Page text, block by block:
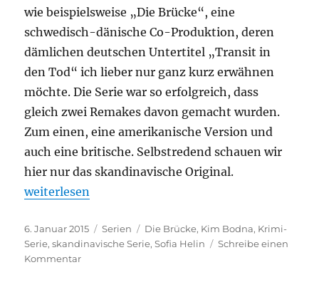
wie beispielsweise „Die Brücke“, eine
schwedisch-dänische Co-Produktion, deren
dämlichen deutschen Untertitel „Transit in
den Tod“ ich lieber nur ganz kurz erwähnen
möchte. Die Serie war so erfolgreich, dass
gleich zwei Remakes davon gemacht wurden.
Zum einen, eine amerikanische Version und
auch eine britische. Selbstredend schauen wir
hier nur das skandinavische Original.
„Die Brücke“
weiterlesen
Veröffentlicht
am
6. Januar 2015 Kategorien
Serien Schlagwörter
Die Brücke, Kim Bodna, Krimi-
Serie,skandinavische Serie,Sofia Helin
Schreibe einen
Kommentarzu